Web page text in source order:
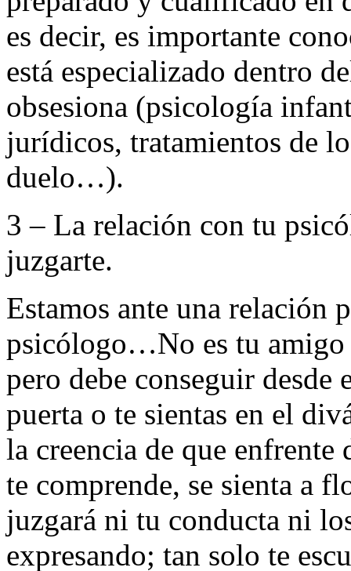
es decir, es importante
está especializado dentro
obsesiona (psicología
jurídicos, tratamientos de
duelo…).
3 – La relación con tu
juzgarte.
Estamos ante una relación
psicólogo…No es tu
pero debe conseguir desde
puerta o te sientas en el
la creencia de que
te comprende, se sienta a
juzgará ni tu conducta ni
expresando; tan solo te